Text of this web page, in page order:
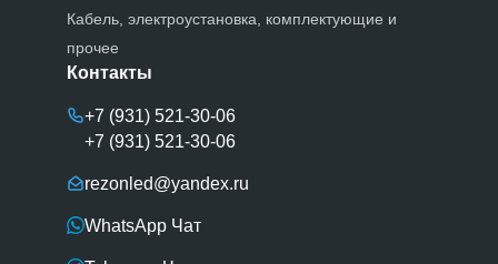
Кабель, электроустановка, комплектующие и
прочее
Контакты
+7 (931) 521-30-06
+7 (931) 521-30-06
rezonled@yandex.ru
WhatsApp Чат